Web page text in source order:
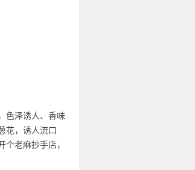
色泽诱人、香味
花，诱人流口
老麻抄手店，